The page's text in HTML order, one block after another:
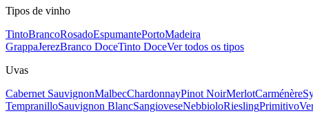
Tipos de vinho
TintoBrancoRosadoEspumantePortoMadeira
GrappaJerezBranco DoceTinto DoceVer todos os tipos
Uvas
Cabernet SauvignonMalbecChardonnayPinot NoirMerlotCarménère
TempranilloSauvignon BlancSangioveseNebbioloRieslingPrimitivo